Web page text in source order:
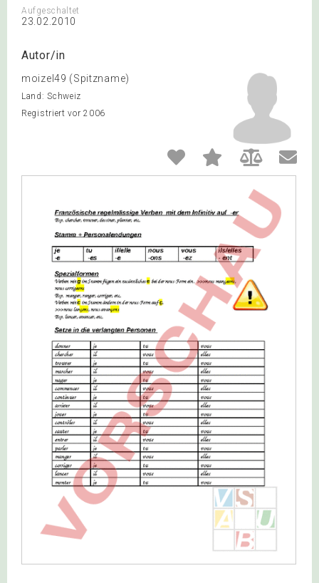
Aufgeschaltet
23.02.2010
Autor/in
moizel49 (Spitzname)
Land: Schweiz
Registriert vor 2006